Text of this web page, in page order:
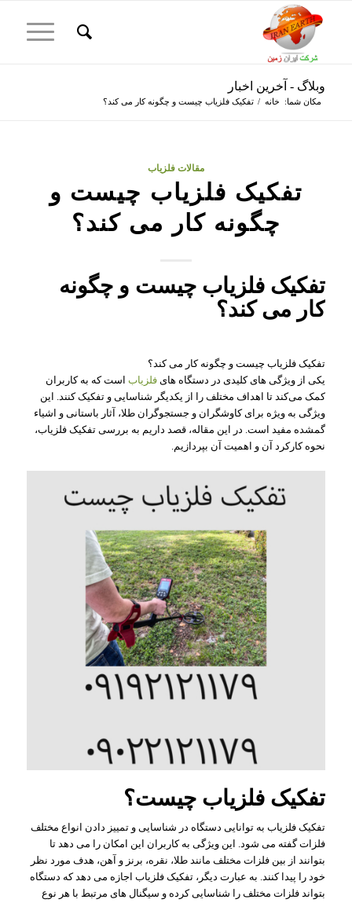
وبلاگ - آخرین اخبار
مکان شما: خانه / تفکیک فلزیاب چیست و چگونه کار می کند؟
مقالات فلزیاب
تفکیک فلزیاب چیست و
چگونه کار می کند؟
تفکیک فلزیاب چیست و چگونه
کار می کند؟
تفکیک فلزیاب چیست و چگونه کار می کند؟
یکی از ویژگی‌ های کلیدی در دستگاه‌ های فلزیاباست که به کاربران
کمک می‌کند تا اهداف مختلف را از یکدیگر شناسایی و تفکیک کنند. این
ویژگی به ویژه برای کاوشگران و جستجوگران طلا، آثار باستانی و اشیاء
گمشده مفید است. در این مقاله، قصد داریم به بررسی تفکیک فلزیاب،
نحوه کارکرد آن و اهمیت آن بپردازیم.
تفکیک فلزیاب چیست؟
تفکیک فلزیاب به توانایی دستگاه در شناسایی و تمییز دادن انواع مختلف
فلزات گفته می‌ شود. این ویژگی به کاربران این امکان را می‌ دهد تا
بتوانند از بین فلزات مختلف مانند طلا، نقره، برنز و آهن، هدف مورد نظر
خود را پیدا کنند. به عبارت دیگر، تفکیک فلزیاب اجازه می‌ دهد که دستگاه
بتواند فلزات مختلف را شناسایی کرده و سیگنال‌ های مرتبط با هر نوع